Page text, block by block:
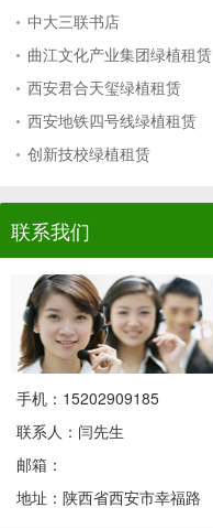
中大三联书店
曲江文化产业集团绿植租赁
西安君合天玺绿植租赁
西安地铁四号线绿植租赁
创新技校绿植租赁
联系我们
手机：15202909185
联系人：闫先生
邮箱：
地址：陕西省西安市幸福路